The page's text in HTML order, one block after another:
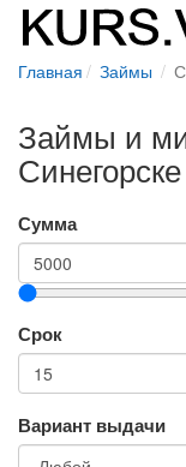
Главная Займы
Займы и
Синегорске
Сумма
Срок
Вариант выдачи